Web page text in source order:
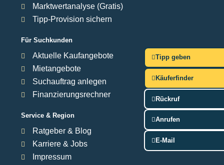
Tipp geben
Käuferfinder
Rückruf
Anrufen
E-Mail
Marktwertanalyse (Gratis)
Tipp-Provision sichern
Für Suchkunden
Aktuelle Kaufangebote
Mietangebote
Suchauftrag anlegen
Finanzierungsrechner
Service & Region
Ratgeber & Blog
Karriere & Jobs
Impressum